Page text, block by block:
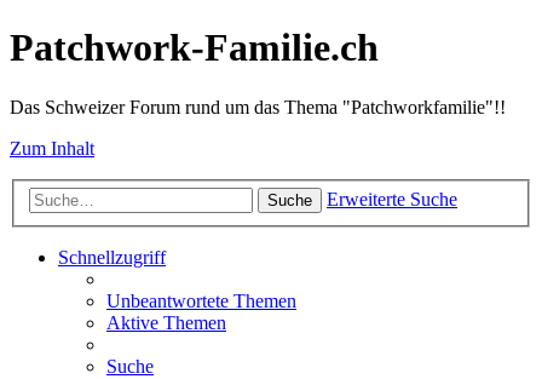
Patchwork-Familie.ch
Das Schweizer Forum rund um das Thema "Patchworkfamilie"!!
Zum Inhalt
Suche Erweiterte Suche
Schnellzugriff
Unbeantwortete Themen
Aktive Themen
Suche